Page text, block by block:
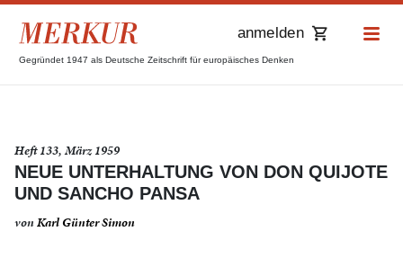
Gegründet 1947 als Deutsche Zeitschrift für europäisches Denken
anmelden
Heft 133, März 1959
NEUE UNTERHALTUNG VON DON QUIJOTE
UND SANCHO PANSA
vonKarl Günter Simon